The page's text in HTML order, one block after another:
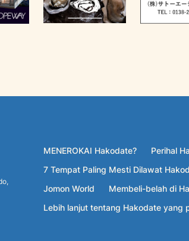
MENEROKAI Hakodate? Perihal
7 Tempat Paling Mesti Dilawat
Jomon World
Membeli-belah di
Lebih lanjut tentang Hakodate yang